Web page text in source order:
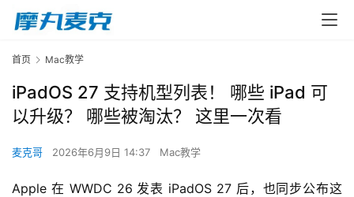
首页 Mac教学
iPadOS 27 支持机型列表！ 哪些 iPad 可
以升级？ 哪些被淘汰？ 这里一次看
麦克哥 2026年6月9日 14:37 Mac教学
Apple 在 WWDC 26 发表 iPadOS 27 后，也同步公布这